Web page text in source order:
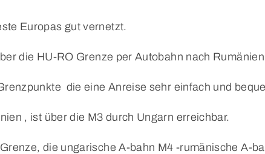
Europas gut vernetzt.
die HU-RO Grenze per Autobahn nach
die eine Anreise sehr einfach und
, ist über die M3 durch Ungarn erreichbar.
die ungarische A-bahn M4 -rumänische A-